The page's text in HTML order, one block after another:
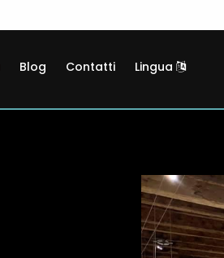
Blog Contatti Lingua